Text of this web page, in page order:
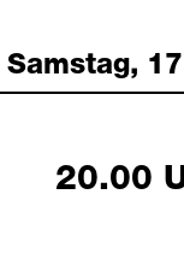
Samstag,
20.00